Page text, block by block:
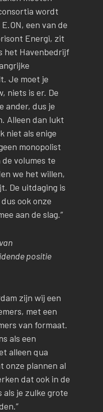
wordt
een van de
Energi, zit
het Havenbedrijf
Je moet je
niets is er. De
ander, dus je
Alleen dan lukt
niet als enige
monopolist
volumes te
we het willen,
De uitdaging is
ook onze
aan de slag.”
positie
zijn wij een
met een
van formaat.
als een
alleen qua
onze plannen al
dat ook in de
je zulke grote